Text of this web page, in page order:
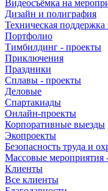
Видеосъёмка на
Дизайн и полиграфия
Техническая
Портфолио
Тимбилдинг - проекты
Приключения
Праздники
Сплавы - проекты
Деловые
Спартакиады
Онлайн-проекты
Корпоративные выезды
Экопроекты
Безопасность труда и
Массовые мероприятия
Клиенты
Все клиенты